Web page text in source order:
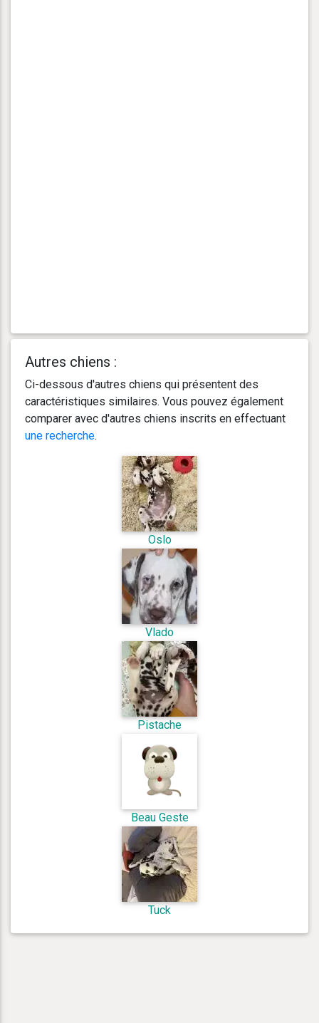
Autres chiens :
Ci-dessous d'autres chiens qui présentent des
caractéristiques similaires. Vous pouvez également
comparer avec d'autres chiens inscrits en effectuant
une recherche.
Oslo
Vlado
Pistache
Beau Geste
Tuck